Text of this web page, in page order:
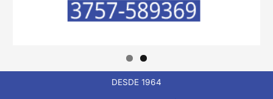
DESDE 1964